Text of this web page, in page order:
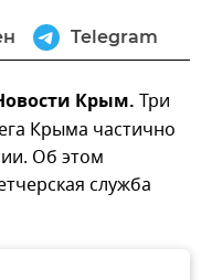
Telegram
Крым. Три
Крыма частично
Об этом
служба